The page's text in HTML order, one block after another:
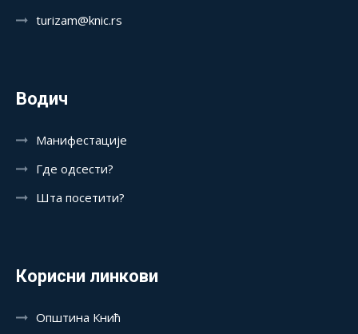
turizam@knic.rs
Водич
Манифестације
Где одсести?
Шта посетити?
Корисни линкови
Општина Кнић